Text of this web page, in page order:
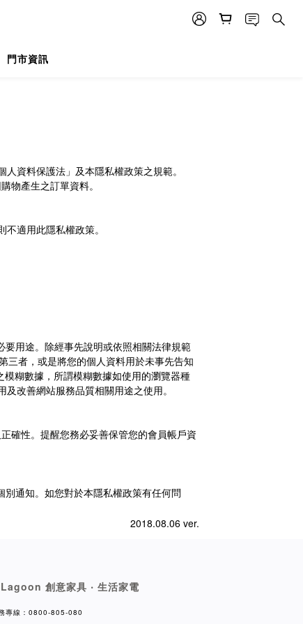
門市資訊
資料保護法」及本隱私權政策之規範。
物產生之訂單資料。
適用此隱私權政策。
用途。除經事先說明或依照相關法律規範
三者，或是將您的個人資料用於未事先告知
糊數據，所謂模糊數據如使用的瀏覽器種
改善網站服務品質相關用途之使用。
確性。提醒您務必妥善保管您的會員帳戶資
通知。如您對於本隱私權政策有任何問
2018.08.06 ver.
創意家具 ‧ 生活家電
專線：0800-805-080